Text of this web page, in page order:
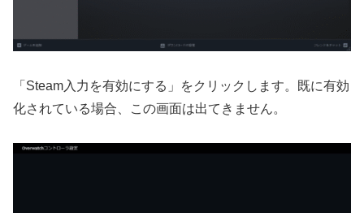
「Steam入力を有効にする」をクリックします。既に有効
化されている場合、この画面は出てきません。